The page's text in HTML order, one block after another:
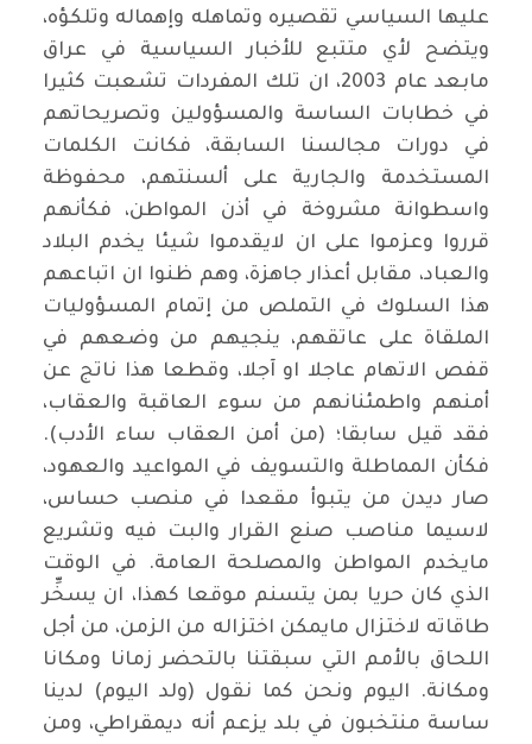
عليها السياسي تقصيره وتماهله وإهماله وتلكؤه،
ويتضح لأي متتبع للأخبار السياسية في عراق
مابعد عام 2003، ان تلك المفردات تشعبت كثيرا
في خطابات الساسة والمسؤولين وتصريحاتهم
في دورات مجالسنا السابقة، فكانت الكلمات
المستخدمة والجارية على ألسنتهم، محفوظة
واسطوانة مشروخة في أذن المواطن، فكأنهم
قرروا وعزموا على ان لايقدموا شيئا يخدم البلاد
والعباد، مقابل أعذار جاهزة، وهم ظنوا ان اتباعهم
هذا السلوك في التملص من إتمام المسؤوليات
الملقاة على عاتقهم، ينجيهم من وضعهم في
قفص الاتهام عاجلا او آجلا، وقطعا هذا ناتج عن
أمنهم واطمئنانهم من سوء العاقبة والعقاب،
فقد قيل سابقا؛ (من أمن العقاب ساء الأدب).
فكأن المماطلة والتسويف في المواعيد والعهود،
صار ديدن من يتبوأ مقعدا في منصب حساس،
لاسيما مناصب صنع القرار والبت فيه وتشريع
مايخدم المواطن والمصلحة العامة. في الوقت
الذي كان حريا بمن يتسنم موقعا كهذا، ان يسخِّر
طاقاته لاختزال مايمكن اختزاله من الزمن، من أجل
اللحاق بالأمم التي سبقتنا بالتحضر زمانا ومكانا
ومكانة. اليوم ونحن كما نقول (ولد اليوم) لدينا
ساسة منتخبون في بلد يزعم أنه ديمقراطي، ومن